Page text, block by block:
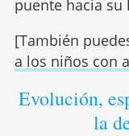
puente hacia su
[También
a los niños con
Evolución,
la